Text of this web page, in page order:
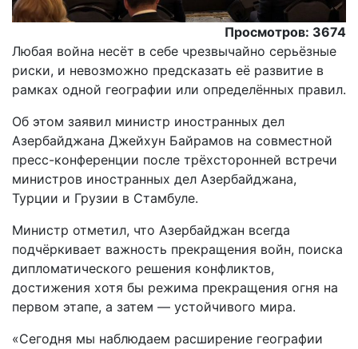
Просмотров: 3674
Любая война несёт в себе чрезвычайно серьёзные
риски, и невозможно предсказать её развитие в
рамках одной географии или определённых правил.
Oб этом заявил министр иностранных дел
Азербайджана Джейхун Байрамов на совместной
пресс-конференции после трёхсторонней встречи
министров иностранных дел Азербайджана,
Турции и Грузии в Стамбуле.
Министр отметил, что Азербайджан всегда
подчёркивает важность прекращения войн, поиска
дипломатического решения конфликтов,
достижения хотя бы режима прекращения огня на
первом этапе, а затем — устойчивого мира.
«Сегодня мы наблюдаем расширение географии